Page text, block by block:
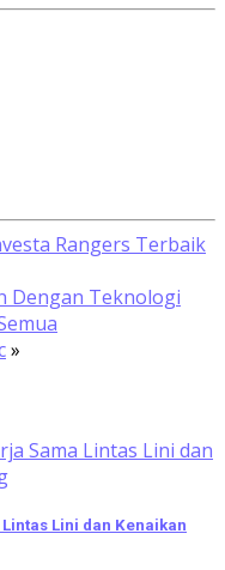
Rangers Terbaik
Dengan Teknologi
»
Lini dan Kenaikan